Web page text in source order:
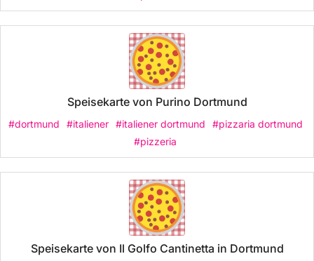
Speisekarte von Purino Dortmund
#dortmund #italiener #italiener dortmund
#pizzaria dortmund
#pizzeria
Speisekarte von Il Golfo Cantinetta in Dortmund